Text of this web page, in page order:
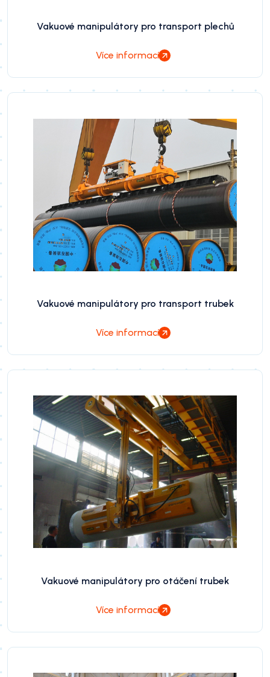
Vakuové manipulátory pro transport plechů
Více informací
Vakuové manipulátory pro transport trubek
Více informací
Vakuové manipulátory pro otáčení trubek
Více informací